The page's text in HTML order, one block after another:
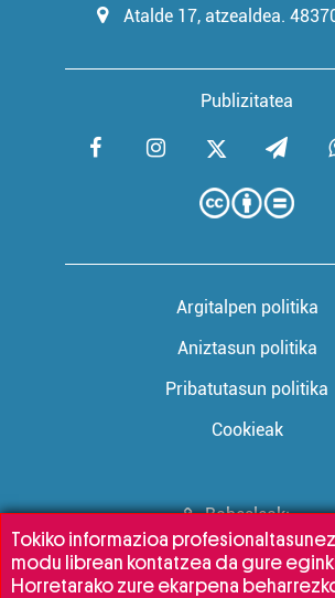
Publizitatea
Atalde 17, atzealdea.
Argitalpen politika
Aniztasun politika
Pribatutasun politika
Cookieak
Babesleak:
Tokiko informazioa
modu librean kontatzea da gure
Horretarako zure ekarpena